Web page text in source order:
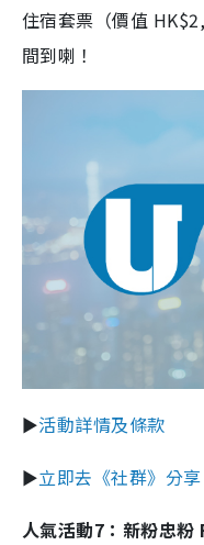
住宿套票（價值
間到喇！
►活動詳情及條款
►立即去《社群》分享
人氣活動7：新粉忠粉